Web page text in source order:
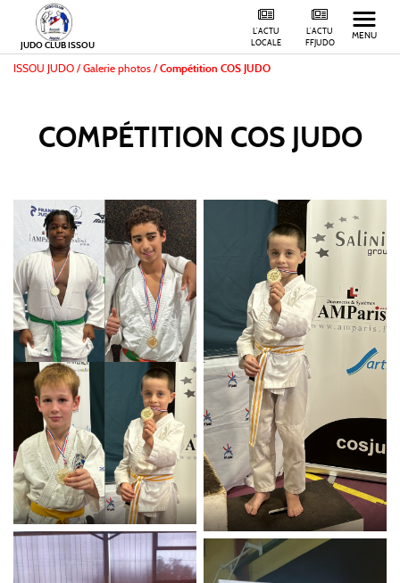
JUDO CLUB ISSOU
L'ACTU
FFJUDO
L'ACTU
LOCALE
MENU
ISSOU JUDO / Galerie photos / Compétition COS JUDO
COMPÉTITION COS JUDO